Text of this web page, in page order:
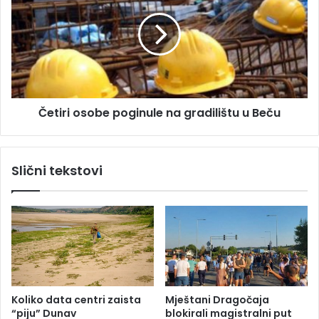
i
e
m
o
o
k
a
e
H
r
v
a
a
t
i
r
i
o
s
o
g
u
l
e
n
a
r
Četiri osobe poginule na gradilištu u Beču
Slični tekstovi
Koliko data centri zaista
“piju” Dunav
Mještani Dragočaja
blokirali magistralni put